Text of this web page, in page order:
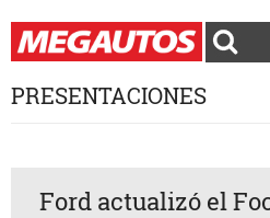
PRESENTACIONES
Ford actualizó el